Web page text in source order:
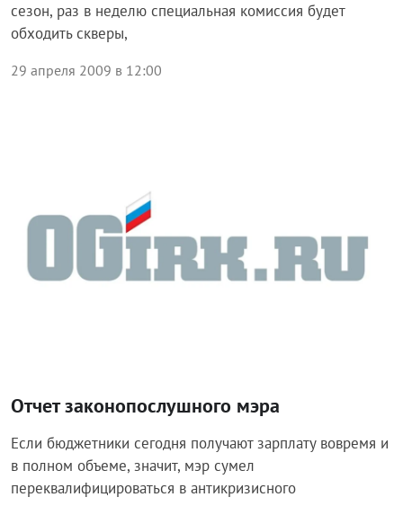
сезон, раз в неделю специальная комиссия будет
обходить скверы,
29 апреля 2009 в 12:00
Отчет законопослушного мэра
Если бюджетники сегодня получают зарплату вовремя и
в полном объеме, значит, мэр сумел
переквалифицироваться в антикризисного